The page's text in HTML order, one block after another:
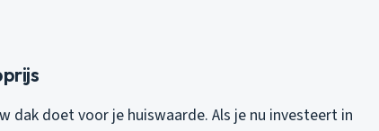
dak doet voor je huiswaarde. Als je nu investeert in